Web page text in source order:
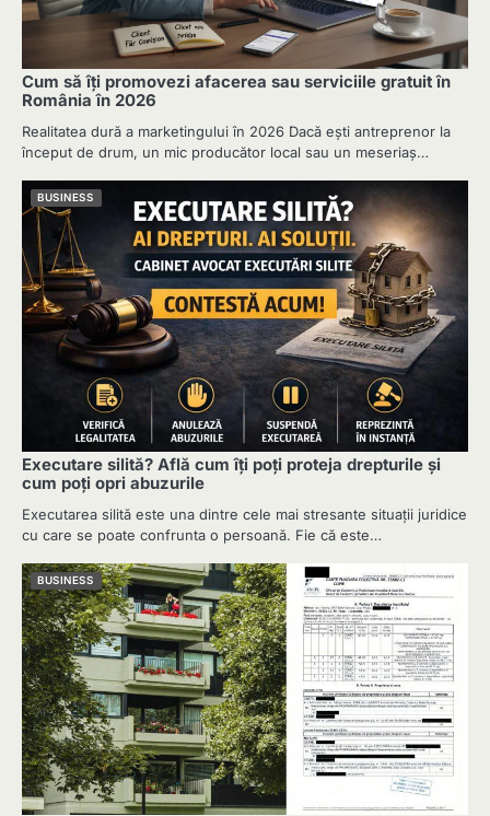
Cum să îți promovezi afacerea sau serviciile gratuit în
România în 2026
Realitatea dură a marketingului în 2026 Dacă ești antreprenor la
început de drum, un mic producător local sau un meseriaș…
BUSINESS
Executare silită? Află cum îți poți proteja drepturile și
cum poți opri abuzurile
Executarea silită este una dintre cele mai stresante situații juridice
cu care se poate confrunta o persoană. Fie că este…
BUSINESS